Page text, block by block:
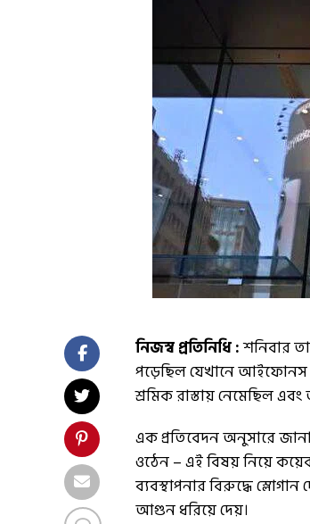
নিজস্ব প্রতিনিধি :শনিবার
পড়েছিল যেখানে আইফোনস
শ্রমিক রাস্তায় নেমেছিল
এক প্রতিবেদন অনুসারে জানা
ওঠেন – এই বিষয় নিয়ে
ব্যবস্থাপনার বিরুদ্ধে
আগুন ধরিয়ে দেয়।